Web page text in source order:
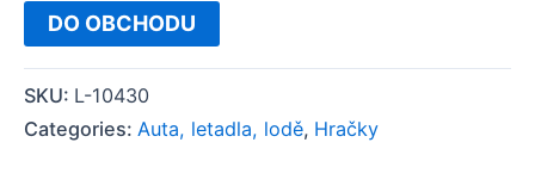
DO OBCHODU
SKU: L-10430
Categories: Auta, letadla, lodě, Hračky